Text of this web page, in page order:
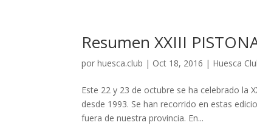
Resumen XXIII
porhuesca.club | Oct 18, 2016 | Huesca
Este 22 y 23 de octubre se ha celebrado la
desde 1993. Se han recorrido en estas
fuera de nuestra provincia. En...